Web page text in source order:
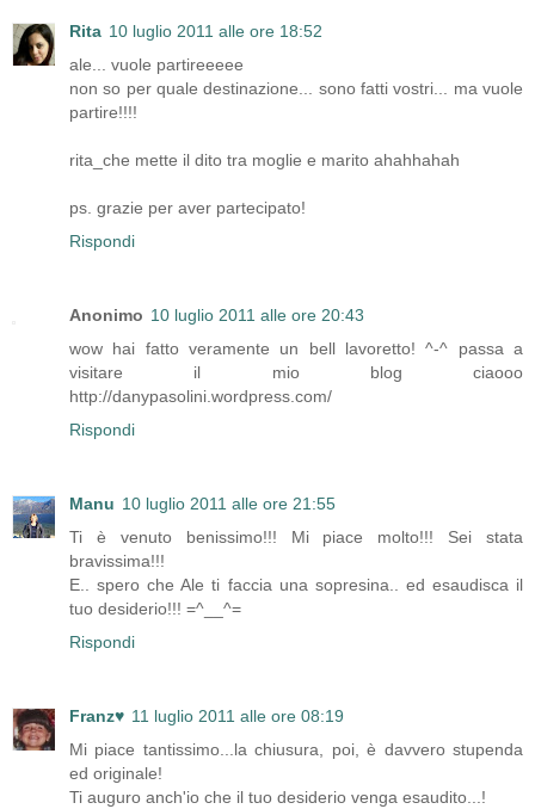
Rita 10 luglio 2011 alle ore 18:52
ale... vuole partireeeee
non so per quale destinazione... sono fatti vostri... ma vuole
partire!!!!
rita_che mette il dito tra moglie e marito ahahhahah
ps. grazie per aver partecipato!
Rispondi
Anonimo 10 luglio 2011 alle ore 20:43
wow hai fatto veramente un bell lavoretto! ^-^ passa a
visitare il mio blog ciaooo
http://danypasolini.wordpress.com/
Rispondi
Manu 10 luglio 2011 alle ore 21:55
Ti è venuto benissimo!!! Mi piace molto!!! Sei stata
bravissima!!!
E.. spero che Ale ti faccia una sopresina.. ed esaudisca il
tuo desiderio!!! =^__^=
Rispondi
Franz♥ 11 luglio 2011 alle ore 08:19
Mi piace tantissimo...la chiusura, poi, è davvero stupenda
ed originale!
Ti auguro anch'io che il tuo desiderio venga esaudito...!